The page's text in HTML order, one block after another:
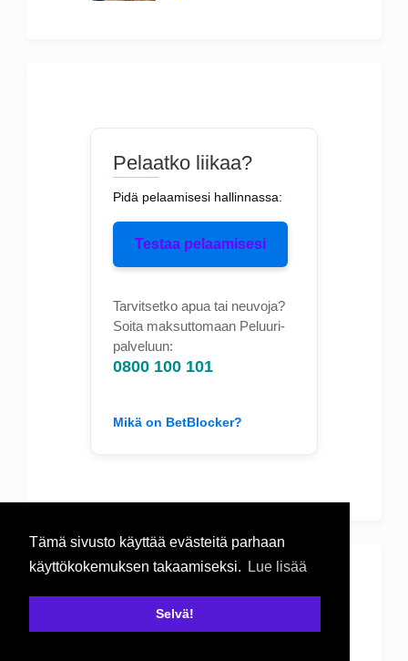
Pelaatko liikaa?
Pidä pelaamisesi hallinnassa:
Testaa pelaamisesi
Tarvitsetko apua tai neuvoja?
Soita maksuttomaan Peluuri-
palveluun:
0800 100 101
Mikä on BetBlocker?
Tämä sivusto käyttää evästeitä parhaan
käyttökokemuksen takaamiseksi.
Lue lisää
Selvä!